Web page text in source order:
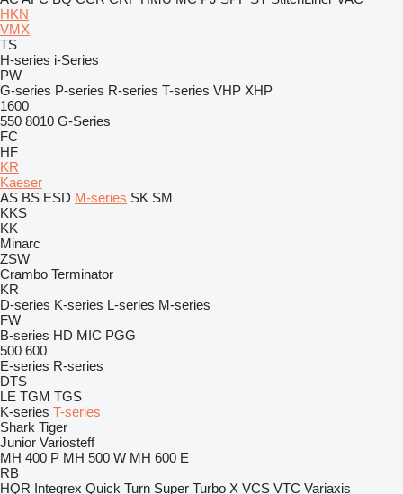
HKN
VMX
TS
H-series i-Series
PW
G-series P-series R-series T-series VHP XHP
1600
550 8010 G-Series
FC
HF
KR
Kaeser
AS BS ESD M-series SK SM
KKS
KK
Minarc
ZSW
Crambo Terminator
KR
D-series K-series L-series M-series
FW
B-series HD MIC PGG
500 600
E-series R-series
DTS
LE TGM TGS
K-series T-series
Shark Tiger
Junior Variosteff
MH 400 P MH 500 W MH 600 E
RB
HQR Integrex Quick Turn Super Turbo X VCS VTC Variaxis